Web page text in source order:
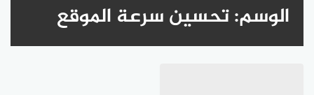
الوسم:تحسين سرعة الموقع